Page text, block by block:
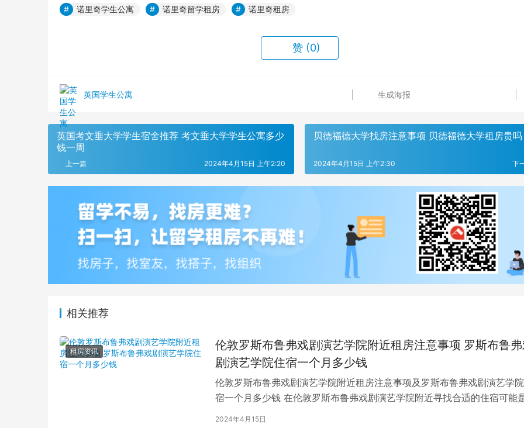
诺里奇学生公寓
诺里奇留学租房 诺里奇租房
赞 (0)
英国学生公寓 生成海报
英国考文垂大学学生宿舍推荐 考文垂大学学生公寓多少
钱一周
上一篇 2024年4月15日 上午2:20
贝德福德大学找房注意事项 贝德福德大学租房贵吗
下
2024年4月15日 上午2:30
相关推荐
租房资讯
伦敦罗斯布鲁弗戏剧演艺学院附近租房注意事项 罗斯布鲁
剧演艺学院住宿一个月多少钱
伦敦罗斯布鲁弗戏剧演艺学院附近租房注意事项及罗斯布鲁弗戏剧演艺学
宿一个月多少钱 在伦敦罗斯布鲁弗戏剧演艺学院附近寻找合适的住宿可能
学生活中的一项关键任务。为了帮助您顺利完成…
2024年4月15日